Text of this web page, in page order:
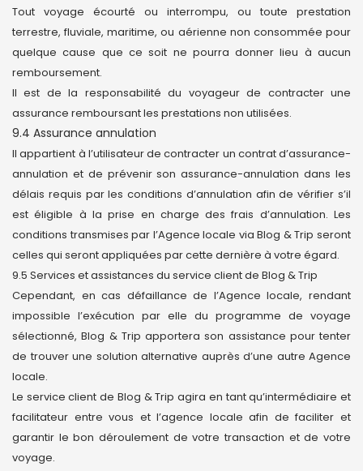
Tout voyage écourté ou interrompu, ou toute prestation
terrestre, fluviale, maritime, ou aérienne non consommée pour
quelque cause que ce soit ne pourra donner lieu à aucun
remboursement.
Il est de la responsabilité du voyageur de contracter une
assurance remboursant les prestations non utilisées.
9.4 Assurance annulation
Il appartient à l’utilisateur de contracter un contrat d’assurance-
annulation et de prévenir son assurance-annulation dans les
délais requis par les conditions d’annulation afin de vérifier s’il
est éligible à la prise en charge des frais d’annulation. Les
conditions transmises par l’Agence locale via Blog & Trip seront
celles qui seront appliquées par cette dernière à votre égard.
9.5 Services et assistances du service client de Blog & Trip
Cependant, en cas défaillance de l’Agence locale, rendant
impossible l’exécution par elle du programme de voyage
sélectionné, Blog & Trip apportera son assistance pour tenter
de trouver une solution alternative auprès d’une autre Agence
locale.
Le service client de Blog & Trip agira en tant qu’intermédiaire et
facilitateur entre vous et l’agence locale afin de faciliter et
garantir le bon déroulement de votre transaction et de votre
voyage.